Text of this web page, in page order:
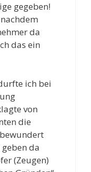
gegeben!
da
das ein
ich bei
von
die
da
(Zeugen)